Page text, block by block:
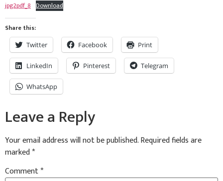
jpg2pdf_8 Download
Share this:
Twitter Facebook Print
LinkedIn Pinterest Telegram
WhatsApp
Leave a Reply
Your email address will not be published.Required fields are
marked*
Comment*